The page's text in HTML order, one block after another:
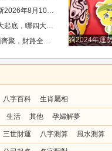
十二星座一週展望_火星_日食_人生道路
易職場開掛？_獅子座_中年_總能
財橫財主動登門，升職加薪事業一路高歌_財運
狗2024年運
八字百科 生肖屬相
生活 其他 孕婦解夢
三世財運 八字測算 風水測算